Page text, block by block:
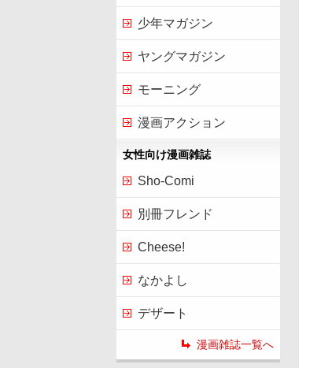
少年マガジン
ヤングマガジン
モーニング
漫画アクション
女性向け漫画雑誌
Sho-Comi
別冊フレンド
Cheese!
なかよし
デザート
漫画雑誌一覧へ